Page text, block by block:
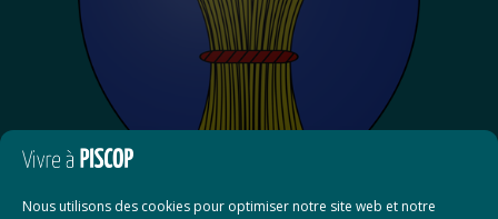
Nous utilisons des cookies pour optimiser notre site web et notre